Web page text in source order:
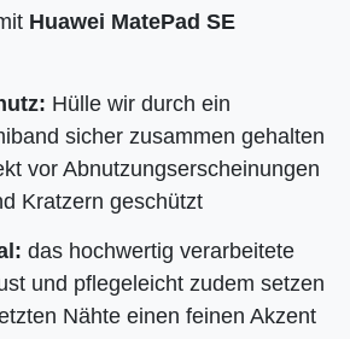
Huawei MatePad SE
Hülle wir durch ein
sicher zusammen gehalten
vor Abnutzungserscheinungen
Kratzern geschützt
das hochwertig verarbeitete
und pflegeleicht zudem setzen
Nähte einen feinen Akzent